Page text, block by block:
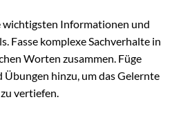
wichtigsten Informationen und
Fasse komplexe Sachverhalte in
Worten zusammen. Füge
Übungen hinzu, um das Gelernte
vertiefen.